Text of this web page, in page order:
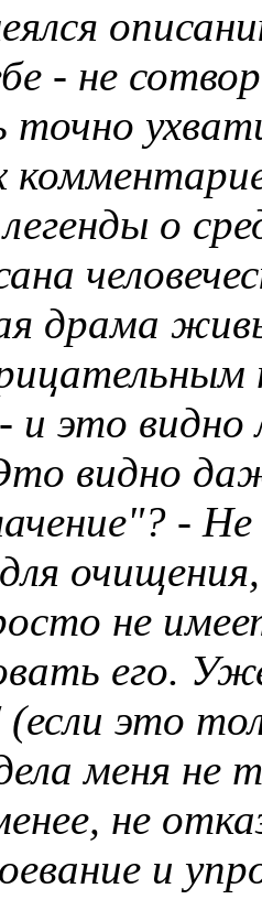
- не
точно
о
драма
и это видно
видно
-
не
его.
(если это
меня не
не
и